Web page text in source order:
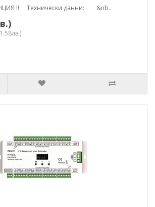
!! Технически данни: &nb..